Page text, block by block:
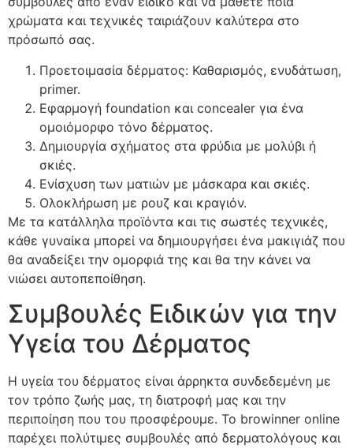
χρώματα και τεχνικές ταιριάζουν καλύτερα στο
πρόσωπό σας.
Προετοιμασία δέρματος: Καθαρισμός, ενυδάτωση,
primer.
Εφαρμογή foundation και concealer για ένα
ομοιόμορφο τόνο δέρματος.
Δημιουργία σχήματος στα φρύδια με μολύβι ή
σκιές.
Ενίσχυση των ματιών με μάσκαρα και σκιές.
Ολοκλήρωση με ρουζ και κραγιόν.
Με τα κατάλληλα προϊόντα και τις σωστές τεχνικές,
κάθε γυναίκα μπορεί να δημιουργήσει ένα μακιγιάζ που
θα αναδείξει την ομορφιά της και θα την κάνει να
νιώσει αυτοπεποίθηση.
Συμβουλές Ειδικών για την
Υγεία του Δέρματος
Η υγεία του δέρματος είναι άρρηκτα συνδεδεμένη με
τον τρόπο ζωής μας, τη διατροφή μας και την
περιποίηση που του προσφέρουμε. Το browinner online
παρέχει πολύτιμες συμβουλές από δερματολόγους και